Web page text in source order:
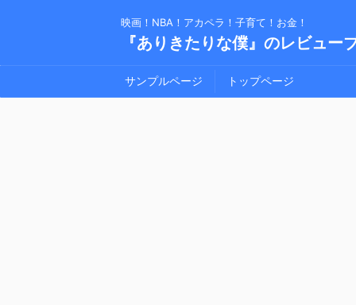
映画！NBA！アカペラ！子育て！お金！
『ありきたりな僕』のレビュー
サンプルページ トップページ